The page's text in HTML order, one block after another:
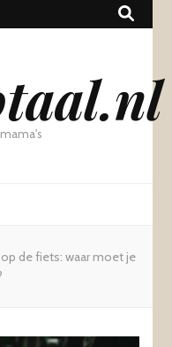
op de fiets: waar moet je